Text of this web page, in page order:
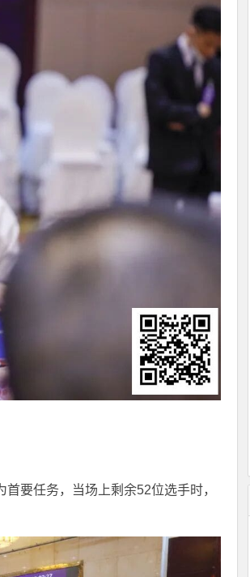
要任务，当场上剩余52位选手时，